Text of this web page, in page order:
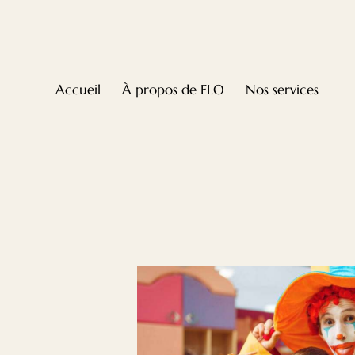
Accueil À propos de FLO Nos services